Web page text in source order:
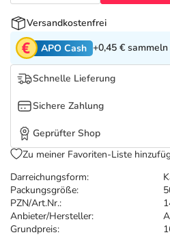
Tierapotheke
Vitamine & Mineralstoffe
Salus Deals
Darreichungsform:
Packungsgröße:
PZN/Art.Nr.:
Anbieter/Hersteller:
Grundpreis:
Versandkostenfrei
APO Cash +0,45 € sammeln
Schnelle Lieferung
Sichere Zahlung
Geprüfter Shop
Zu meiner Favoriten-Liste